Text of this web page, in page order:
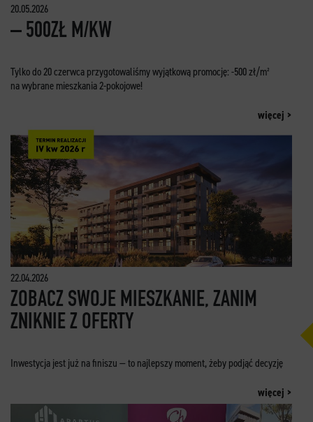
20.05.2026
– 500ZŁ M/KW
Tylko do 20 czerwca przygotowaliśmy wyjątkową promocję: -500 zł/m²
na wybrane mieszkania 2-pokojowe!
więcej >
22.04.2026
ZOBACZ SWOJE MIESZKANIE, ZANIM
ZNIKNIE Z OFERTY
Inwestycja jest już na finiszu — to najlepszy moment, żeby podjąć decyzję
więcej >